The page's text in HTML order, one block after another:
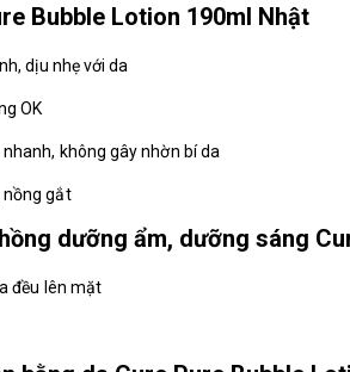
Bubble Lotion 190ml Nhật
dịu nhẹ với da
OK
không gây nhờn bí da
nồng gắt
dưỡng ẩm, dưỡng sáng
đều lên mặt